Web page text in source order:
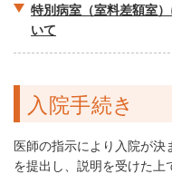
特別病室（室料差額室
いて
入院手続き
医師の指示により入院が
を提出し、説明を受けた上